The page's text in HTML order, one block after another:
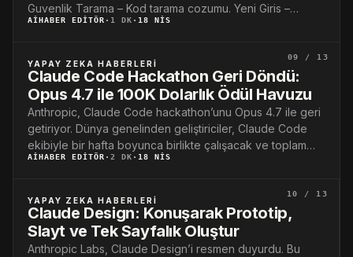
Guvenlik Tarama – Kod tarama cozumu. Yeni Giris –
Claude…
AIHABER EDITÖR · 1 DK · 18 NIS
09 / 13
YAPAY ZEKA HABERLERI
Claude Code Hackathon Geri Döndü:
Opus 4.7 ile 100K Dolarlık Ödül Havuzu
Anthropic, Claude Code hackathon’unu Opus 4.7 ile geri
getiriyor. Dünya genelinden geliştiriciler, Claude Code
ekibiyle bir hafta boyunca birlikte çalışacak ve toplam…
AIHABER EDITÖR · 2 DK · 18 NIS
10 / 13
YAPAY ZEKA HABERLERI
Claude Design: Konuşarak Prototip,
Slayt ve Tek Sayfalık Oluştur
Anthropic Labs, Claude Design’i resmen duyurdu. Bu